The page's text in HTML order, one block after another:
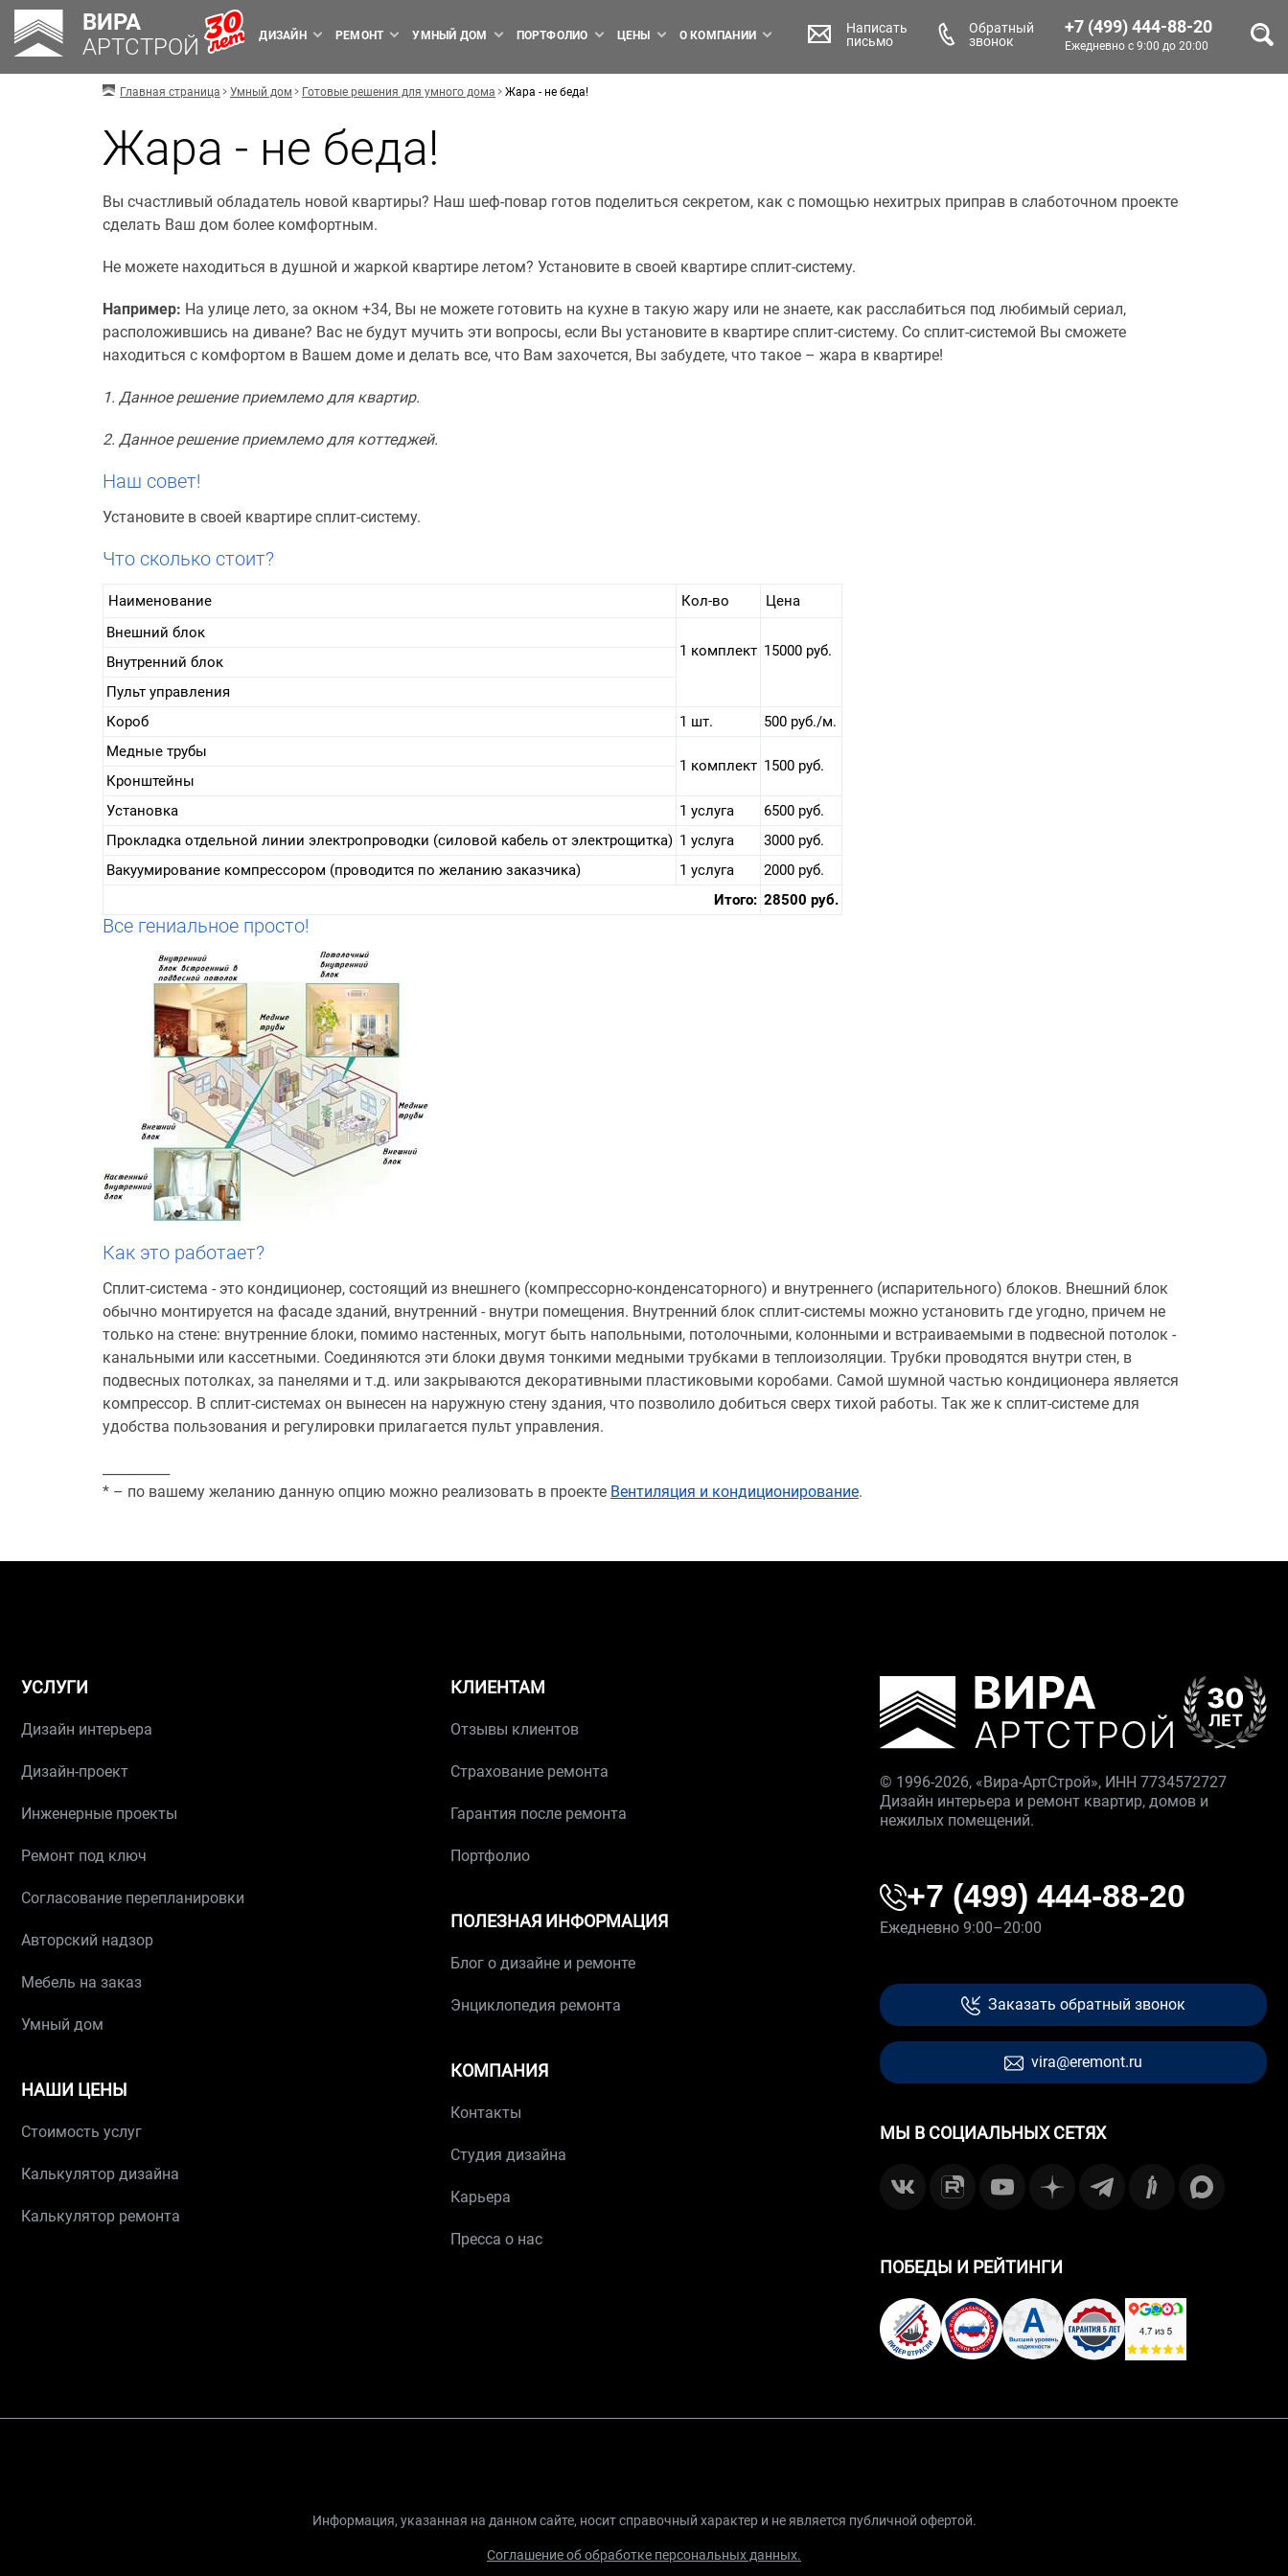
ВИРА
АРТСТРОЙ
ДИЗАЙН РЕМОНТ УМНЫЙ ДОМ ПОРТФОЛИО ЦЕНЫ О КОМПАНИИ
Написать
письмо
Обратный
звонок
+7 (499) 444-88-20
Ежедневно с 9:00 до 20:00
Главная страница Умный дом Готовые решения для умного дома Жара - не беда!
Жара - не беда!
Вы счастливый обладатель новой квартиры? Наш шеф-повар готов поделиться секретом, как с помощью нехитрых приправ в слаботочном проекте
сделать Ваш дом более комфортным.
Не можете находиться в душной и жаркой квартире летом? Установите в своей квартире сплит-систему.
Например: На улице лето, за окном +34, Вы не можете готовить на кухне в такую жару или не знаете, как расслабиться под любимый сериал,
расположившись на диване? Вас не будут мучить эти вопросы, если Вы установите в квартире сплит-систему. Со сплит-системой Вы сможете
находиться с комфортом в Вашем доме и делать все, что Вам захочется, Вы забудете, что такое – жара в квартире!
1. Данное решение приемлемо для квартир.
2. Данное решение приемлемо для коттеджей.
Наш совет!
Установите в своей квартире сплит-систему.
Что сколько стоит?
Наименование Кол-во
Цена
Внешний блок
1 комплект 15000 руб.
Внутренний блок
Пульт управления
Короб
1 шт.
500 руб./м.
Медные трубы
1 комплект 1500 руб.
Кронштейны
Установка
1 услуга
6500 руб.
Прокладка отдельной линии электропроводки (силовой кабель от электрощитка) 1 услуга
3000 руб.
Вакуумирование компрессором (проводится по желанию заказчика)
1 услуга
2000 руб.
Итого: 28500 руб.
Все гениальное просто!
Как это работает?
Сплит-система - это кондиционер, состоящий из внешнего (компрессорно-конденсаторного) и внутреннего (испарительного) блоков. Внешний блок
обычно монтируется на фасаде зданий, внутренний - внутри помещения. Внутренний блок сплит-системы можно установить где угодно, причем не
только на стене: внутренние блоки, помимо настенных, могут быть напольными, потолочными, колонными и встраиваемыми в подвесной потолок -
канальными или кассетными. Соединяются эти блоки двумя тонкими медными трубками в теплоизоляции. Трубки проводятся внутри стен, в
подвесных потолках, за панелями и т.д. или закрываются декоративными пластиковыми коробами. Самой шумной частью кондиционера является
компрессор. В сплит-системах он вынесен на наружную стену здания, что позволило добиться сверх тихой работы. Так же к сплит-системе для
удобства пользования и регулировки прилагается пульт управления.
* – по вашему желанию данную опцию можно реализовать в проекте Вентиляция и кондиционирование.
УСЛУГИ
Дизайн интерьера
Дизайн-проект
Инженерные проекты
Ремонт под ключ
Согласование перепланировки
Авторский надзор
Мебель на заказ
Умный дом
НАШИ ЦЕНЫ
Стоимость услуг
Калькулятор дизайна
Калькулятор ремонта
КЛИЕНТАМ
Отзывы клиентов
Страхование ремонта
Гарантия после ремонта
Портфолио
ПОЛЕЗНАЯ ИНФОРМАЦИЯ
Блог о дизайне и ремонте
Энциклопедия ремонта
КОМПАНИЯ
Контакты
Студия дизайна
Карьера
Пресса о нас
© 1996-2026, «Вира-АртСтрой», ИНН 7734572727
Дизайн интерьера и ремонт квартир, домов и
нежилых помещений.
+7 (499) 444-88-20
Ежедневно 9:00–20:00
Заказать обратный звонок
vira@eremont.ru
МЫ В СОЦИАЛЬНЫХ СЕТЯХ
ПОБЕДЫ И РЕЙТИНГИ
Информация, указанная на данном сайте, носит справочный характер и не является публичной офертой.
Соглашение об обработке персональных данных.